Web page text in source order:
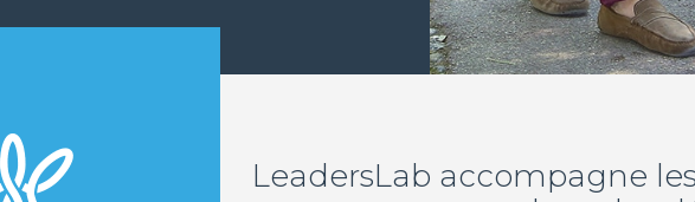
LeadersLab accompagne